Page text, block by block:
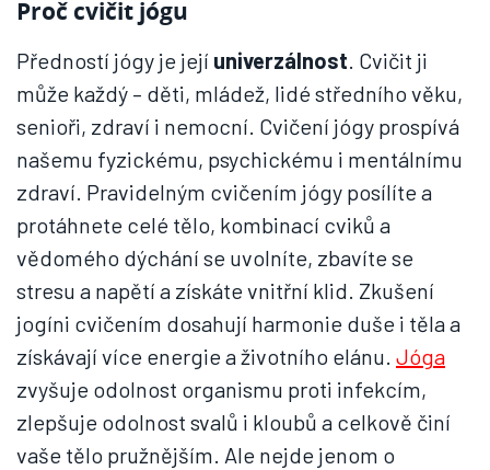
Proč cvičit jógu
Předností jógy je její univerzálnost. Cvičit ji
může každý – děti, mládež, lidé středního věku,
senioři, zdraví i nemocní. Cvičení jógy prospívá
našemu fyzickému, psychickému i mentálnímu
zdraví. Pravidelným cvičením jógy posílíte a
protáhnete celé tělo, kombinací cviků a
vědomého dýchání se uvolníte, zbavíte se
stresu a napětí a získáte vnitřní klid. Zkušení
jogíni cvičením dosahují harmonie duše i těla a
získávají více energie a životního elánu. Jóga
zvyšuje odolnost organismu proti infekcím,
zlepšuje odolnost svalů i kloubů a celkově činí
vaše tělo pružnějším. Ale nejde jenom o